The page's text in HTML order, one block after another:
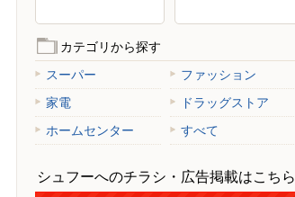
カテゴリから探す
スーパー
ファッション
家電
ドラッグストア
ホームセンター
すべて
シュフーへのチラシ・広告掲載はこちら